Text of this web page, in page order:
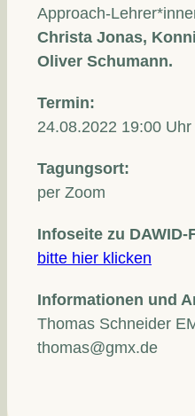
Approach-
Christa Jonas,
Oliver Schumann.
Termin:
24.08.2022 19:00
Tagungsort:
per Zoom
Infoseite zu DAWID-
bitte hier klicken
Informationen und
Thomas Schneider
thomas@gmx.de